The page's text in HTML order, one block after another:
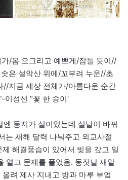
/몸 오그리고 예쁘게/잠들 듯이//
은 설악산 위에/꼬부려 누운//초
//지금 세상 전체가/아름다운 순간
성선 “꽃 한 송이‘
엔 동지가 설이었는데 설날이 바뀌
는 새해 달력 나눠주고 외교사절
해결풍습이 있어서 빚을 갚고 일
열고 문제를 풀었음. 동짓날 새알
려 제사 지내고 방과 마루 부엌